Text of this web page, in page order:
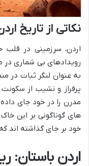
نکاتی از تاریخ
اردن، سرزمینی در قلب
رویدادهای بی شماری در
به عنوان لنگر ثبات در
پرفراز و نشیب از
مدرن را در خود جای
های گوناگونی بر این
خود بر جای گذاشته اند
اردن